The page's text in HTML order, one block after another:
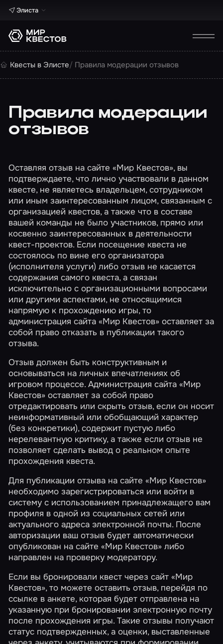
Элиста
Квесты в Элисте Правила модерации отзывов
Правила модерации
отзывов
Оставляя отзыв на сайте «Мир Квестов», вы
подтверждаете, что лично участвовали в данном
квесте, не являетесь владельцем, сотрудником
или иным заинтересованным лицом, связанным с
организацией квестов, а также что в составе
вашей команды не было участников, прямо или
косвенно заинтересованных в деятельности
квест-проектов. Если посещение квеста не
состоялось по вине его организатора
(исполнителя услуги) либо отзыв не касается
содержания самого квеста, а связан
исключительно с организационными вопросами
или другими аспектами, не относящимися
напрямую к прохождению игры, то
администрация сайта «Мир Квестов» оставляет за
собой право отказать в публикации такого
отзыва.
Отзыв должен быть конструктивным и
основываться на личных впечатлениях об
игровом процессе. Администрация сайта «Мир
Квестов» оставляет за собой право
отредактировать или скрыть отзыв, если он носит
неинформативный или обобщающий характер
(без конкретики), содержит пустую либо
нерелевантную критику, а также если отзыв не
позволяет сделать вывод о реальном опыте
прохождения квеста.
Для публикации отзыва на сайте «Мир Квестов»
необходимо зарегистрироваться или войти в
систему с использованием принадлежащего вам
профиля в одной из социальных сетей или
актуального адреса электронной почты. После
авторизации ваш отзыв будет автоматически
опубликован на сайте «Мир Квестов» либо
направлен на проверку модератору.
Если вы бронировали квест через сайт «Мир
Квестов», то можете оставить отзыв, перейдя по
ссылке в анкете, которая будет отправлена на
указанную при бронировании электронную почту
после прохождения игры. Такие отзывы получают
статус подтвержденных, а оценки, выставленные